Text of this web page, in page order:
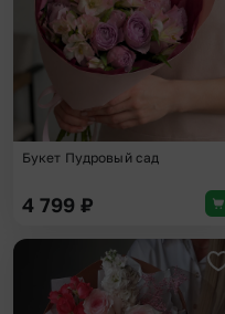
Букет Пудровый сад
4 799 ₽